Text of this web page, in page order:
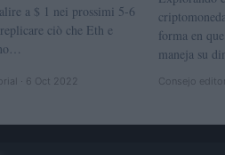
a $ 1 nei prossimi 5-6
ciò che Eth e
· 6 Oct 2022
forma en
maneja su
Consejo